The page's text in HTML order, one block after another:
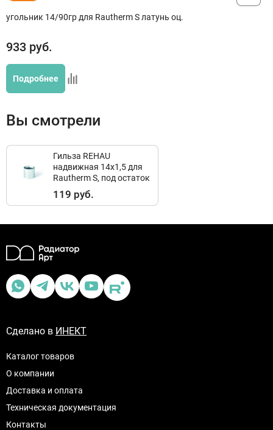
угольник 14/90гр для Rautherm S латунь оц.
933 руб.
Подробнее
Вы смотрели
Гильза REHAU
надвижная 14х1,5 для
Rautherm S, под остаток
119 руб.
Сделано в ИНЕКТ
Каталог товаров
О компании
Доставка и оплата
Техническая документация
Контакты